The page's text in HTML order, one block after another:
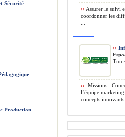
›› Assurer le suivi
coordonner les
››
››
Missions :
l’équipe
concepts
Sécurité
Production